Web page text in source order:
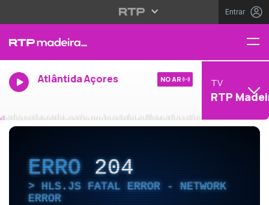
Entrar
Atlântida Açores NO AR TV
RTP
ERRO204
HLS.JS FATAL ERROR - NETWORK
ERROR